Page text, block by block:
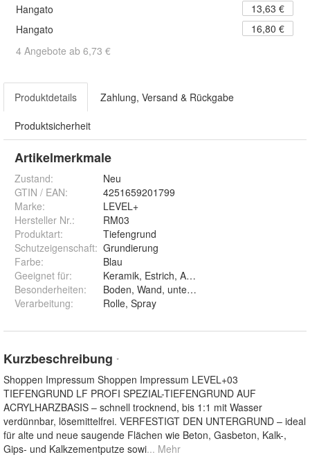
Hangato
13,63 €
Hangato
16,80 €
4 Angebote ab 6,73 €
Produktdetails Zahlung, Versand & Rückgabe
Produktsicherheit
Artikelmerkmale
Zustand:
Neu
GTIN / EAN:
4251659201799
Marke:
LEVEL+
Hersteller Nr.:
RM03
Produktart:
Tiefengrund
Schutzeigenschaft: Grundierung
Farbe:
Blau
Geeignet für:
Keramik, Estrich, Anhydrid, Porenbeton
Besonderheiten:
Boden, Wand, unter Kleber, Farben, Gips
Verarbeitung: Rolle, Spray
Kurzbeschreibung *
Shoppen Impressum Shoppen Impressum LEVEL+03
TIEFENGRUND LF PROFI SPEZIAL-TIEFENGRUND AUF
ACRYLHARZBASIS – schnell trocknend, bis 1:1 mit Wasser
verdünnbar, lösemittelfrei. VERFESTIGT DEN UNTERGRUND – ideal
für alte und neue saugende Flächen wie Beton, Gasbeton, Kalk-,
Gips- und Kalkzementputze sowi... Mehr